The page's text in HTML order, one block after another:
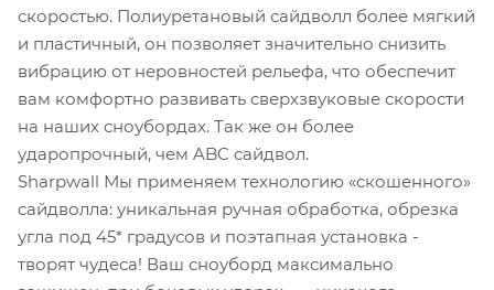
скоростью. Полиуретановый сайдволл более мягкий
и пластичный, он позволяет значительно снизить
вибрацию от неровностей рельефа, что обеспечит
вам комфортно развивать сверхзвуковые скорости
на наших сноубордах. Так же он более
ударопрочный, чем ABC сайдвол.
Sharpwall Мы применяем технологию «скошенного»
сайдволла: уникальная ручная обработка, обрезка
угла под 45* градусов и поэтапная установка -
творят чудеса! Ваш сноуборд максимально